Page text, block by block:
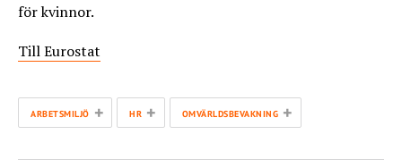
för kvinnor.
Till Eurostat
ARBETSMILJÖ + HR + OMVÄRLDSBEVAKNING +